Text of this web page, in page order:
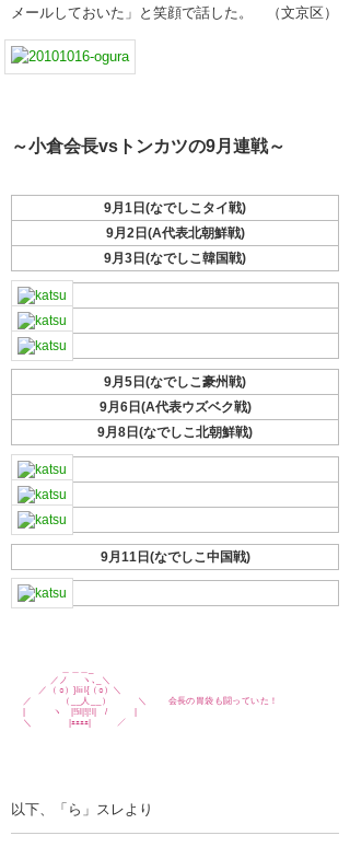
メールしておいた」と笑顔で話した。 （文京区）
～小倉会長vsトンカツの9月連戦～
9月1日(なでしこタイ戦)
9月2日(A代表北朝鮮戦)
9月3日(なでしこ韓国戦)
9月5日(なでしこ豪州戦)
9月6日(A代表ウズベク戦)
9月8日(なでしこ北朝鮮戦)
9月11日(なでしこ中国戦)
／ノ ヽ､_＼
／（ ○）}liil{（○）＼
／ （__人__） ＼ 会長の胃袋も闘っていた！
| ヽ |!!il|!|!l| / |
＼ |ｪｪｪｪ| ／
以下、「ら」スレより